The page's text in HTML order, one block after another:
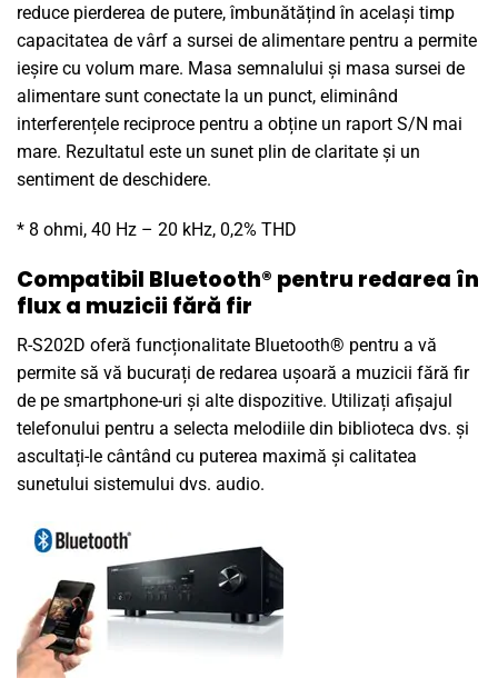
reduce pierderea de putere, îmbunătățind în același timp
capacitatea de vârf a sursei de alimentare pentru a permite
ieșire cu volum mare. Masa semnalului și masa sursei de
alimentare sunt conectate la un punct, eliminând
interferențele reciproce pentru a obține un raport S/N mai
mare. Rezultatul este un sunet plin de claritate și un
sentiment de deschidere.
* 8 ohmi, 40 Hz – 20 kHz, 0,2% THD
Compatibil Bluetooth® pentru redarea în
flux a muzicii fără fir
R-S202D oferă funcționalitate Bluetooth® pentru a vă
permite să vă bucurați de redarea ușoară a muzicii fără fir
de pe smartphone-uri și alte dispozitive. Utilizați afișajul
telefonului pentru a selecta melodiile din biblioteca dvs. și
ascultați-le cântând cu puterea maximă și calitatea
sunetului sistemului dvs. audio.